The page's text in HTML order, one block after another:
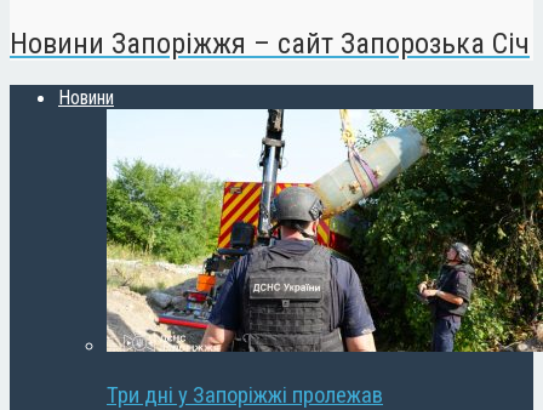
Новини Запоріжжя – сайт Запорозька Січ
Новини
Три дні у Запоріжжі пролежав